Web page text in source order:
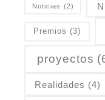
Noticias (2)
Premios (3)
proyectos
Realidades (4)